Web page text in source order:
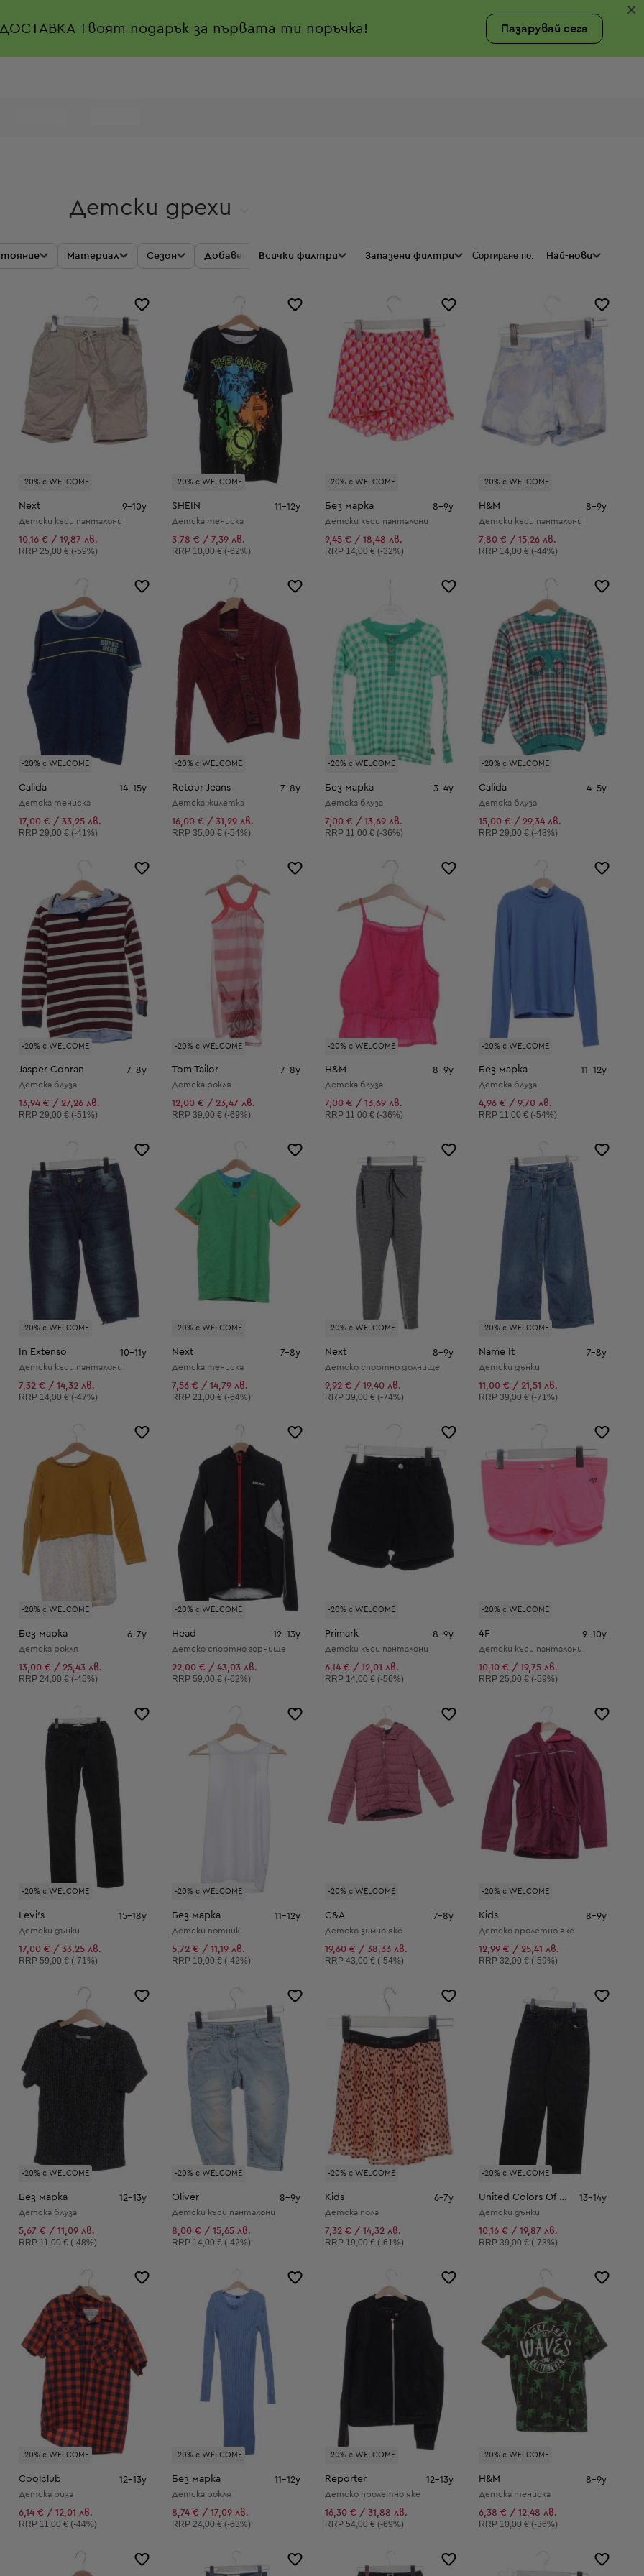
Твоят подарък за първата ти поръчка! Пазарувай сега
×
Детски дрехи
Материал Сезон Добавено Промоции Цена
Всички филтри Запазени филтри Сортиране по: Най-нови
-20% с WELCOME
Next 9-10y
Детски къси панталони
10,16 € / 19,87 лв.
Препоръчителна цена:
RRP 25,00 € (-59%)
-20% с WELCOME
SHEIN 11-12y
Детска тениска
3,78 € / 7,39 лв.
Препоръчителна цена:
RRP 10,00 € (-62%)
-20% с WELCOME
Без марка 8-9y
Детски къси панталони
9,45 € / 18,48 лв.
Препоръчителна цена:
RRP 14,00 € (-32%)
-20% с WELCOME
H&M 8-9y
Детски къси панталони
7,80 € / 15,26 лв.
Препоръчителна цена:
RRP 14,00 € (-44%)
-20% с WELCOME
Calida 14-15y
Детска тениска
17,00 € / 33,25 лв.
Препоръчителна цена:
RRP 29,00 € (-41%)
-20% с WELCOME
Retour Jeans 7-8y
Детска жилетка
16,00 € / 31,29 лв.
Препоръчителна цена:
RRP 35,00 € (-54%)
-20% с WELCOME
Без марка 3-4y
Детска блуза
7,00 € / 13,69 лв.
Препоръчителна цена:
RRP 11,00 € (-36%)
-20% с WELCOME
Calida 4-5y
Детска блуза
15,00 € / 29,34 лв.
Препоръчителна цена:
RRP 29,00 € (-48%)
-20% с WELCOME
Jasper Conran 7-8y
Детска блуза
13,94 € / 27,26 лв.
Препоръчителна цена:
RRP 29,00 € (-51%)
-20% с WELCOME
Tom Tailor 7-8y
Детска рокля
12,00 € / 23,47 лв.
Препоръчителна цена:
RRP 39,00 € (-69%)
-20% с WELCOME
H&M 8-9y
Детска блуза
7,00 € / 13,69 лв.
Препоръчителна цена:
RRP 11,00 € (-36%)
-20% с WELCOME
Без марка 11-12y
Детска блуза
4,96 € / 9,70 лв.
Препоръчителна цена:
RRP 11,00 € (-54%)
-20% с WELCOME
In Extenso 10-11y
Детски къси панталони
7,32 € / 14,32 лв.
Препоръчителна цена:
RRP 14,00 € (-47%)
-20% с WELCOME
Next 7-8y
Детска тениска
7,56 € / 14,79 лв.
Препоръчителна цена:
RRP 21,00 € (-64%)
-20% с WELCOME
Next 8-9y
Детско спортно долнище
9,92 € / 19,40 лв.
Препоръчителна цена:
RRP39,00 € (-74%)
-20% с WELCOME
Name It 7-8y
Детски дънки
11,00 € / 21,51 лв.
Препоръчителна цена:
RRP 39,00 € (-71%)
-20% с WELCOME
Без марка 6-7y
Детска рокля
13,00 € / 25,43 лв.
Препоръчителна цена:
RRP 24,00 € (-45%)
-20% с WELCOME
Head 12-13y
Детско спортно горнище
22,00 € / 43,03 лв.
Препоръчителна цена:
RRP 59,00 € (-62%)
-20% с WELCOME
Primark 8-9y
Детски къси панталони
6,14 € / 12,01 лв.
Препоръчителна цена:
RRP 14,00 € (-56%)
-20% с WELCOME
4F 9-10y
Детски къси панталони
10,10 € / 19,75 лв.
Препоръчителна цена:
RRP 25,00 € (-59%)
-20% с WELCOME
Levi's 15-18y
Детски дънки
17,00 € / 33,25 лв.
Препоръчителна цена:
RRP 59,00 € (-71%)
-20% с WELCOME
Без марка 11-12y
Детски потник
5,72 € / 11,19 лв.
Препоръчителна цена:
RRP 10,00 € (-42%)
-20% с WELCOME
C&A 7-8y
Детско зимно яке
19,60 € / 38,33 лв.
Препоръчителна цена:
RRP43,00 € (-54%)
-20% с WELCOME
Kids 8-9y
Детско пролетно яке
12,99 € / 25,41 лв.
Препоръчителна цена:
RRP 32,00 € (-59%)
-20% с WELCOME
Без марка 12-13y
Детска блуза
5,67 € / 11,09 лв.
Препоръчителна цена:
RRP 11,00 € (-48%)
-20% с WELCOME
Oliver 8-9y
Детски къси панталони
8,00 € / 15,65 лв.
Препоръчителна цена:
RRP 14,00 € (-42%)
-20% с WELCOME
Kids 6-7y
Детска пола
7,32 € / 14,32 лв.
Препоръчителна цена:
RRP 19,00 € (-61%)
-20% с WELCOME
United Colors Of Benetton 13-14y
Детски дънки
10,16 € / 19,87 лв.
Препоръчителна цена:
RRP 39,00 € (-73%)
-20% с WELCOME
Coolclub 12-13y
Детска риза
6,14 € / 12,01 лв.
Препоръчителна цена:
RRP 11,00 € (-44%)
-20% с WELCOME
Без марка 11-12y
Детска рокля
8,74 € / 17,09 лв.
Препоръчителна цена:
RRP 24,00 € (-63%)
-20% с WELCOME
Reporter 12-13y
Детско пролетно яке
16,30 € / 31,88 лв.
Препоръчителна цена:
RRP54,00 € (-69%)
-20% с WELCOME
H&M 8-9y
Детска тениска
6,38 € / 12,48 лв.
Препоръчителна цена:
RRP 10,00 € (-36%)